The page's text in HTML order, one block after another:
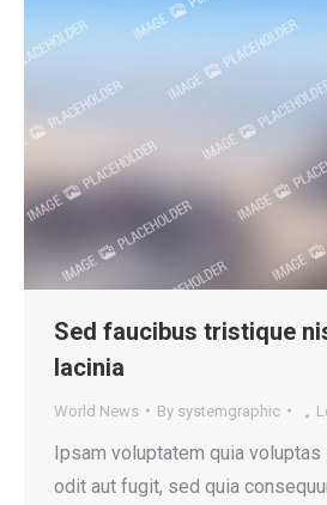
Sed faucibus tristique
lacinia
World News By systemgraphic
Ipsam voluptatem quia
odit aut fugit, sed quia